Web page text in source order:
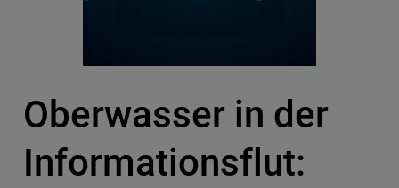
Oberwasser in der
Informationsflut: